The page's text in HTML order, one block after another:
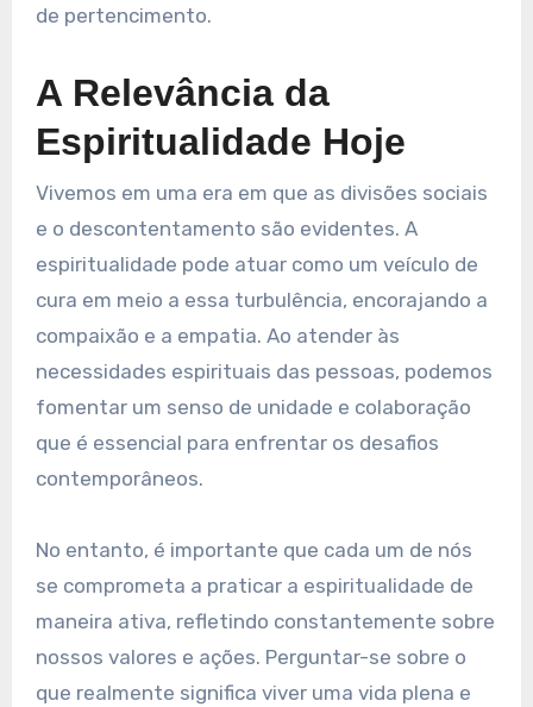
de pertencimento.
A Relevância da
Espiritualidade Hoje
Vivemos em uma era em que as divisões sociais
e o descontentamento são evidentes. A
espiritualidade pode atuar como um veículo de
cura em meio a essa turbulência, encorajando a
compaixão e a empatia. Ao atender às
necessidades espirituais das pessoas, podemos
fomentar um senso de unidade e colaboração
que é essencial para enfrentar os desafios
contemporâneos.
No entanto, é importante que cada um de nós
se comprometa a praticar a espiritualidade de
maneira ativa, refletindo constantemente sobre
nossos valores e ações. Perguntar-se sobre o
que realmente significa viver uma vida plena e